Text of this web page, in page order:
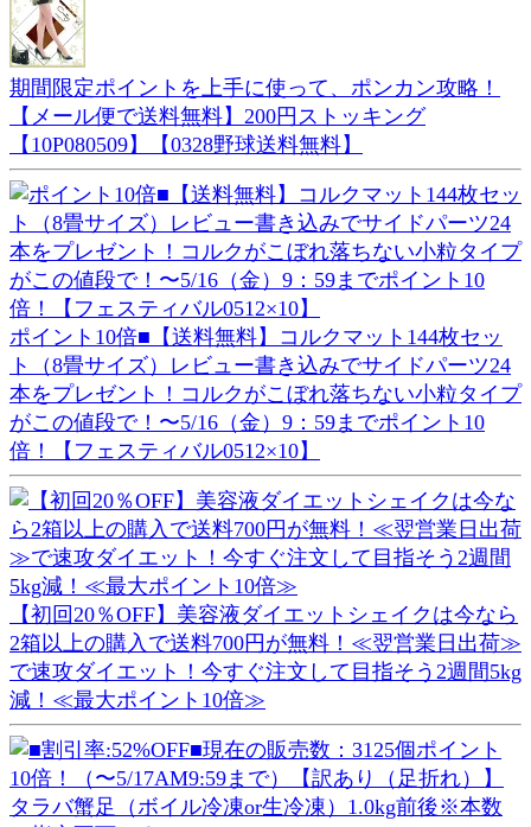
期間限定ポイントを上手に使って、ポンカン攻略！
【メール便で送料無料】200円ストッキング
【10P080509】【0328野球送料無料】
ポイント10倍■【送料無料】コルクマット144枚セッ
ト（8畳サイズ）レビュー書き込みでサイドパーツ24
本をプレゼント！コルクがこぼれ落ちない小粒タイプ
がこの値段で！〜5/16（金）9：59までポイント10
倍！【フェスティバル0512×10】
【初回20％OFF】美容液ダイエットシェイクは今なら
2箱以上の購入で送料700円が無料！≪翌営業日出荷≫
で速攻ダイエット！今すぐ注文して目指そう2週間5kg
減！≪最大ポイント10倍≫